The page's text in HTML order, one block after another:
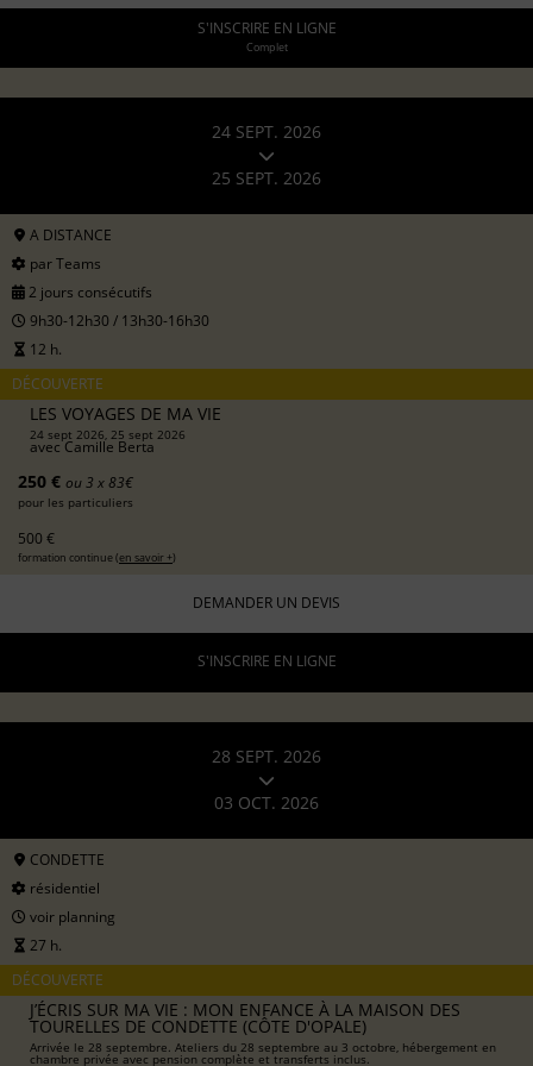
S'INSCRIRE EN LIGNE
Complet
24 SEPT. 2026
25 SEPT. 2026
A DISTANCE
par Teams
2 jours consécutifs
9h30-12h30 / 13h30-16h30
12 h.
DÉCOUVERTE
LES VOYAGES DE MA VIE
24 sept 2026, 25 sept 2026
avecCamille Berta
250 € ou 3 x 83€
pour les particuliers
500 €
formation continue (en savoir +)
DEMANDER UN DEVIS
S'INSCRIRE EN LIGNE
28 SEPT. 2026
03 OCT. 2026
CONDETTE
résidentiel
voir planning
27 h.
DÉCOUVERTE
J’ÉCRIS SUR MA VIE : MON ENFANCE À LA MAISON DES
TOURELLES DE CONDETTE (CÔTE D'OPALE)
Arrivée le 28 septembre. Ateliers du 28 septembre au 3 octobre, hébergement en
chambre privée avec pension complète et transferts inclus.